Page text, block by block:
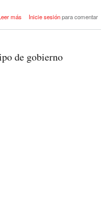
más
acerca de 7 AÑOS DE
CON UNA GRAN MEJORÍA EN
Inicie sesiónpara comentar
de gobierno